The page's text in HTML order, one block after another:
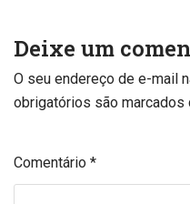
Deixe um
O seu endereço de e-mail
obrigatórios são marcados
Comentário *